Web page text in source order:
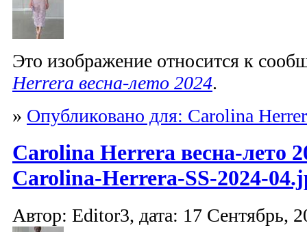
Это изображение относится к
Herrera весна-лето 2024.
» Опубликовано для: Carolina
Carolina Herrera весна-лето
Carolina-Herrera-SS-2024-
Автор: Editor3, дата: 17 Сентябрь,